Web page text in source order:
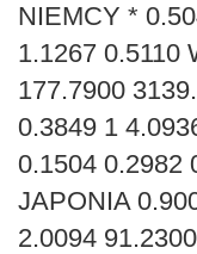
NIEMCY *
1.1267 0.5110
177.7900
0.3849 1
0.1504 0.2982
JAPONIA
2.0094